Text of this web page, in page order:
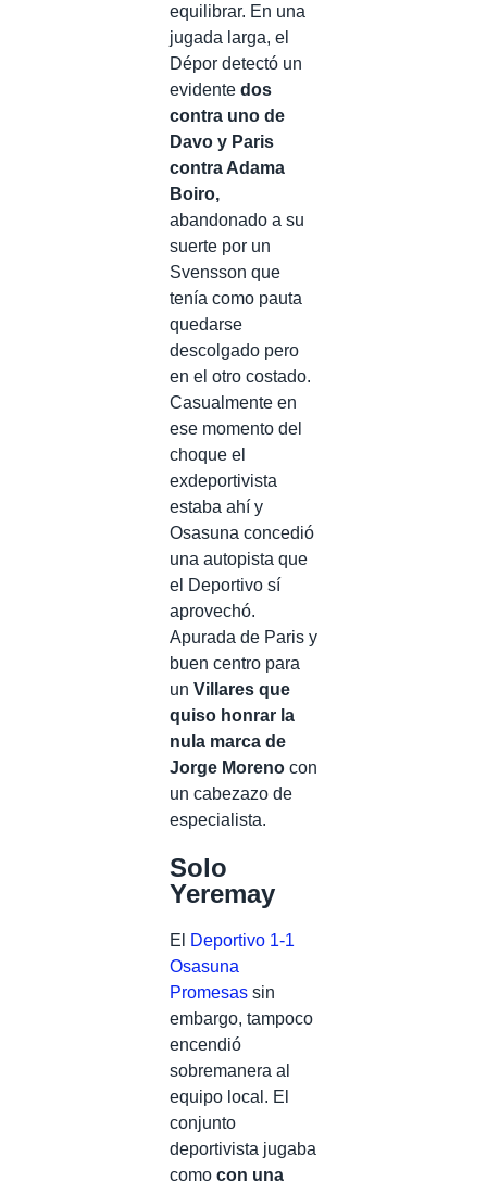
equilibrar. En una
jugada larga, el
Dépor detectó un
evidente dos
contra uno de
Davo y Paris
contra Adama
Boiro,
abandonado a su
suerte por un
Svensson que
tenía como pauta
quedarse
descolgado pero
en el otro costado.
Casualmente en
ese momento del
choque el
exdeportivista
estaba ahí y
Osasuna concedió
una autopista que
el Deportivo sí
aprovechó.
Apurada de Paris y
buen centro para
un Villares que
quiso honrar la
nula marca de
Jorge Moreno con
un cabezazo de
especialista.
Solo
Yeremay
El
Deportivo 1-1
Osasuna
Promesas sin
embargo, tampoco
encendió
sobremanera al
equipo local. El
conjunto
deportivista jugaba
como con una